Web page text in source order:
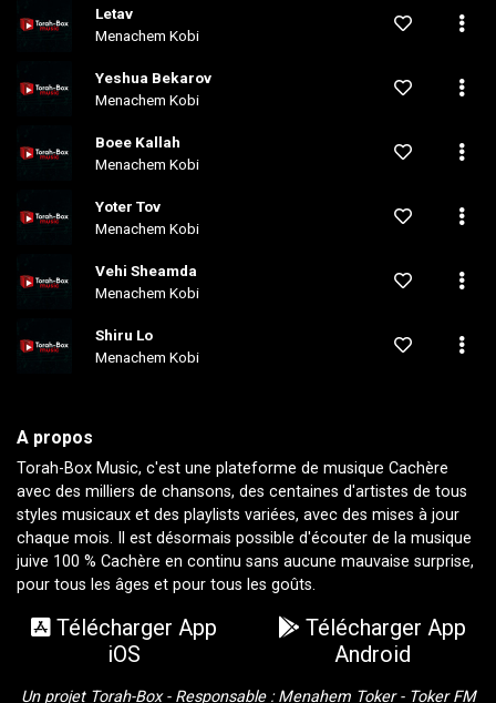
Letav
Menachem Kobi
Yeshua Bekarov
Menachem Kobi
Boee Kallah
Menachem Kobi
Yoter Tov
Menachem Kobi
Vehi Sheamda
Menachem Kobi
Shiru Lo
Menachem Kobi
A propos
Torah-Box Music, c'est une plateforme de musique Cachère
avec des milliers de chansons, des centaines d'artistes de tous
styles musicaux et des playlists variées, avec des mises à jour
chaque mois. Il est désormais possible d'écouter de la musique
juive 100 % Cachère en continu sans aucune mauvaise surprise,
pour tous les âges et pour tous les goûts.
Télécharger App
iOS
Télécharger App
Android
Un projet Torah-Box - Responsable :Menahem Toker- Toker FM